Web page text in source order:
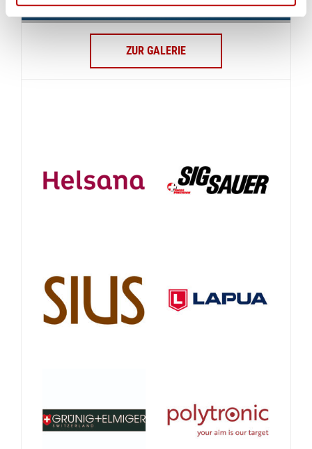
ZUR GALERIE